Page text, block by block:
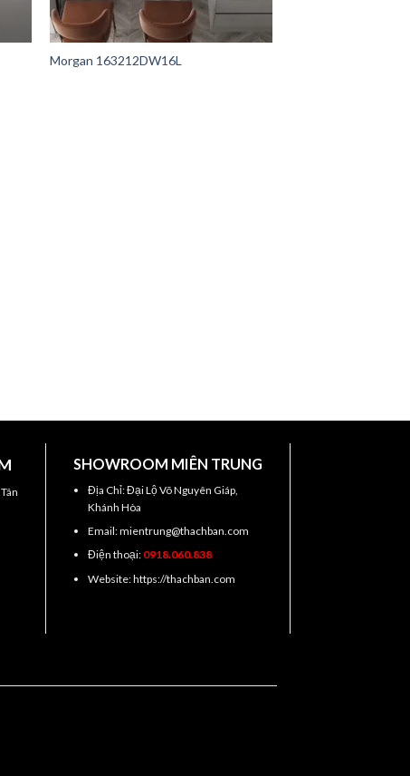
Morgan 163212DW16L
SHOWROOM MIÊN TRUNG
Địa Chỉ: Đại Lộ Võ Nguyên Giáp,
Khánh Hòa
Email: mientrung@thachban.com
Điện thoại: 0918.060.838
Website: https://thachban.com